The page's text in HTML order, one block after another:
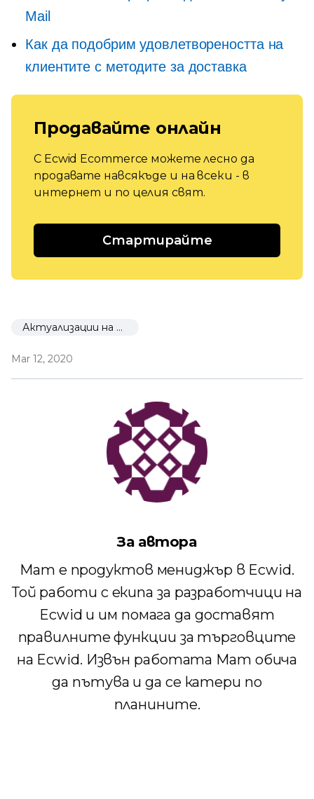
Mail
Как да подобрим удовлетвореността на
клиентите с методите за доставка
Продавайте онлайн
С Ecwid Ecommerce можете лесно да
продавате навсякъде и на всеки - в
интернет и по целия свят.
Стартирайте
Актуализации на Екуид
Mar 12, 2020
За автора
Мат е продуктов мениджър в Ecwid.
Той работи с екипа за разработчици на
Ecwid и им помага да доставят
правилните функции за търговците
на Ecwid. Извън работата Мат обича
да пътува и да се катери по
планините.